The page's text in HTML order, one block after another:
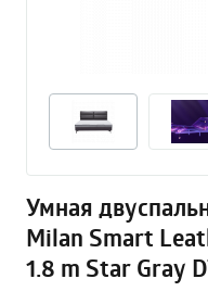
Умная
Milan Smart
1.8 m Star Gray